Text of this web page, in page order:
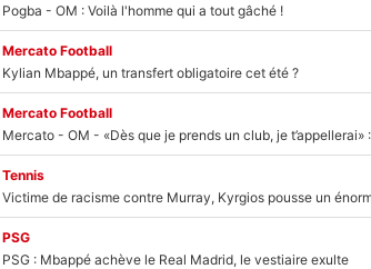
Pogba - OM : Voilà l'homme qui a tout gâché !
Mercato Football
Kylian Mbappé, un transfert obligatoire cet été ?
Mercato Football
Tennis
PSG
PSG : Mbappé achève le Real Madrid, le vestiaire exulte